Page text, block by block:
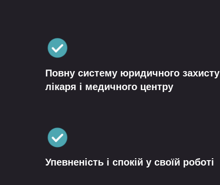
Повну систему юридичного захисту
лікаря і медичного центру
Упевненість і спокій у своїй роботі